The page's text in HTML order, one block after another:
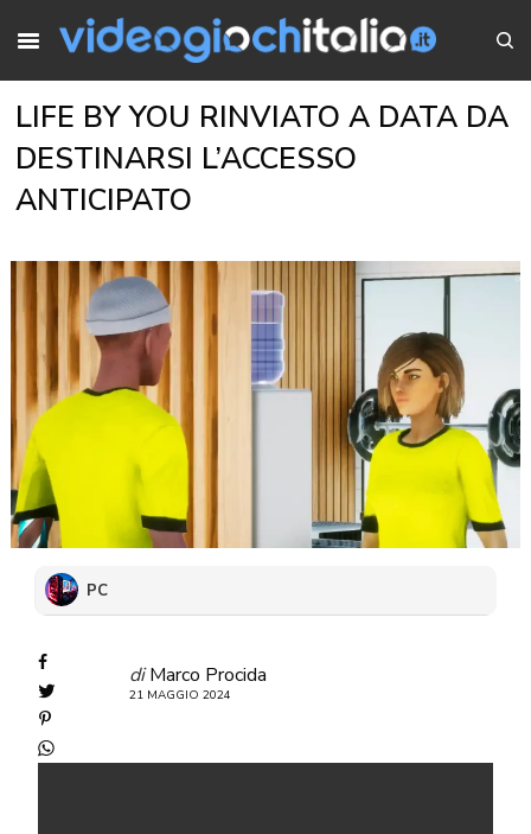
LIFE BY YOU RINVIATO A DATA DA
DESTINARSI L’ACCESSO
ANTICIPATO
PC
di Marco Procida
21 MAGGIO 2024